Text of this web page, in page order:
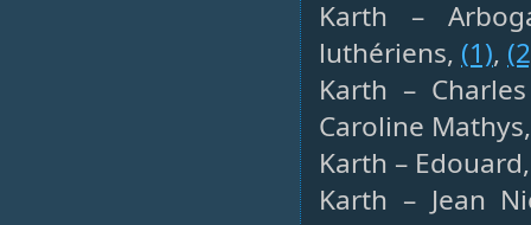
Karth –
luthériens, (1),
Karth –
Caroline
Karth –
Karth – Jean